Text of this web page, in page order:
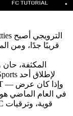
قريبًا جدًا، ومن